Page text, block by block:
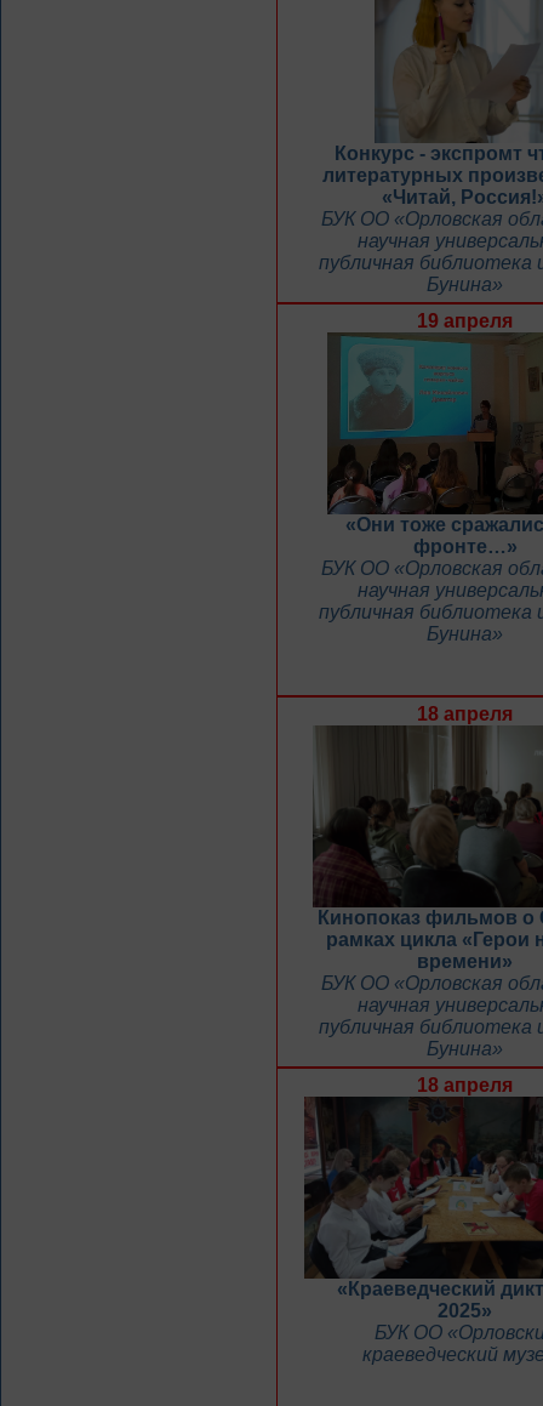
Конкурс - экспромт
литературных
«Читай,
БУК ОО «Орловская
научная
публичная библиотека
Бунина»
19 апреля
«Они тоже
фронте…»
БУК ОО «Орловская
научная
публичная библиотека
Бунина»
18 апреля
Кинопоказ фильмов
рамках цикла «Герои
времени»
БУК ОО «Орловская
научная
публичная библиотека
Бунина»
18 апреля
«Краеведческий
2025»
БУК ОО
краеведческий